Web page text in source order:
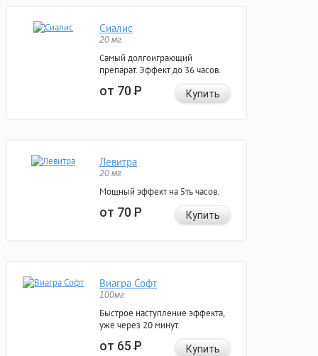
Сиалис
20 мг
Самый долгоиграющий
препарат. Эффект до 36 часов.
от 70Р Купить
Левитра
20 мг
Мощный эффект на 5ть часов.
от 70Р Купить
Виагра Софт
100мг
Быстрое наступление эффекта,
уже через 20 минут.
от 65Р Купить